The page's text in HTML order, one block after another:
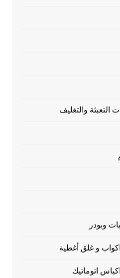
والتغليف
وبودر
و غلق أغطية
اتوماتيك